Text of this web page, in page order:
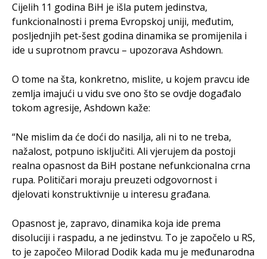
Cijelih 11 godina BiH je išla putem jedinstva,
funkcionalnosti i prema Evropskoj uniji, međutim,
posljednjih pet-šest godina dinamika se promijenila i
ide u suprotnom pravcu – upozorava Ashdown.
O tome na šta, konkretno, mislite, u kojem pravcu ide
zemlja imajući u vidu sve ono što se ovdje događalo
tokom agresije, Ashdown kaže:
“Ne mislim da će doći do nasilja, ali ni to ne treba,
nažalost, potpuno isključiti. Ali vjerujem da postoji
realna opasnost da BiH postane nefunkcionalna crna
rupa. Političari moraju preuzeti odgovornost i
djelovati konstruktivnije u interesu građana.
Opasnost je, zapravo, dinamika koja ide prema
disoluciji i raspadu, a ne jedinstvu. To je započelo u RS,
to je započeo Milorad Dodik kada mu je međunarodna